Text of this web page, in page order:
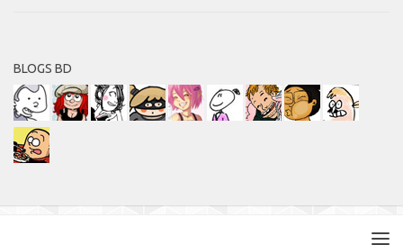
BLOGS BD